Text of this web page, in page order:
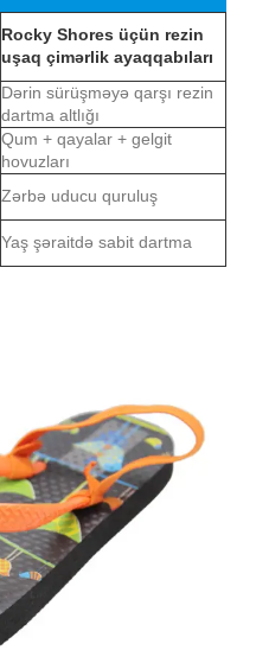
Rocky Shores üçün rezin
uşaq çimərlik ayaqqabıları
Dərin sürüşməyə qarşı rezin
dartma altlığı
Qum + qayalar + gelgit
hovuzları
Zərbə uducu quruluş
Yaş şəraitdə sabit dartma